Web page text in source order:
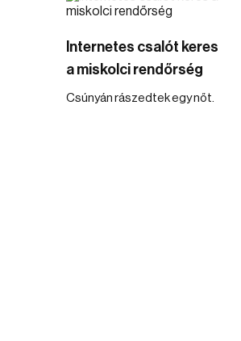
Internetes csalót keres
a miskolci rendőrség
Csúnyán rászedtek egy nőt.